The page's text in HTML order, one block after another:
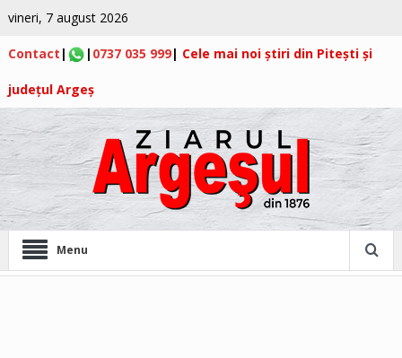
vineri, 7 august 2026
Contact | | 0737 035 999| Cele mai noi știri din Pitești și
județul Argeș
Menu